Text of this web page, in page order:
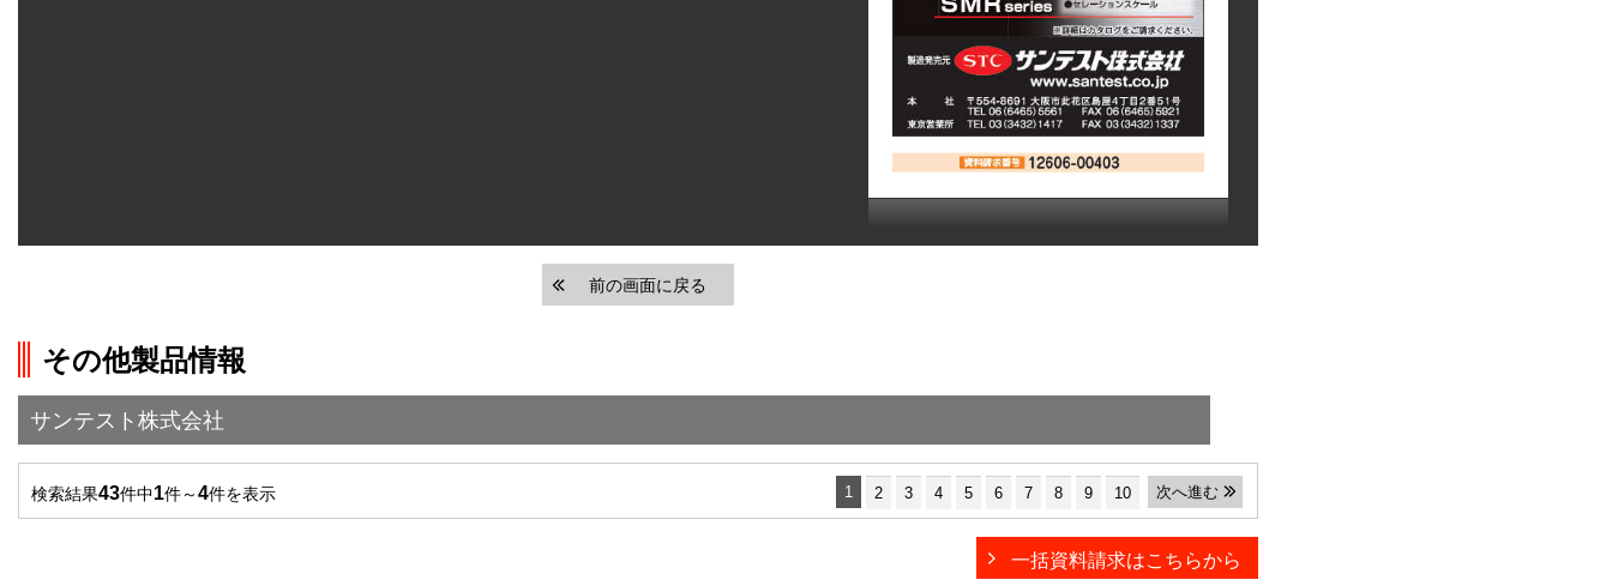
前の画面に戻る
その他製品情報
サンテスト株式会社
検索結果43件中1件～4件を表示 1 2 3 4 5 6 7 8 9 10 次へ進む
一括資料請求はこちらから